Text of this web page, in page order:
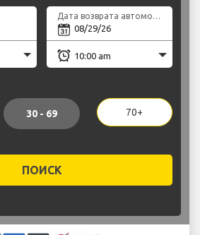
Дата возврата автомобиля
30 - 69 70+
ПОИСК